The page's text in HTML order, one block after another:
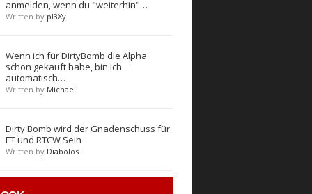
anmelden, wenn du "weiterhin"…
Written by pl3Xy
Wenn ich für DirtyBomb die Alpha
schon gekauft habe, bin ich
automatisch…
Written by Michael
Dirty Bomb wird der Gnadenschuss für
ET und RTCW Sein
Written by Diabolos